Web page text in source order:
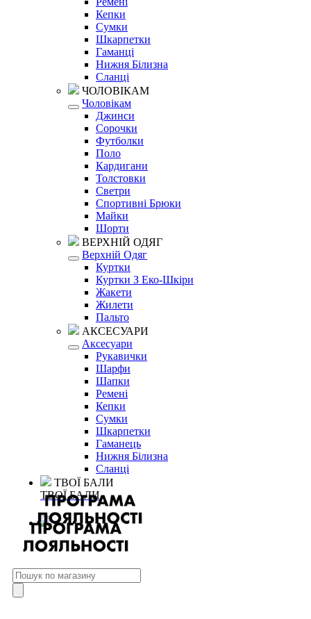
Кепки
Сумки
Шкарпетки
Гаманці
Нижня Білизна
Сланці
ЧОЛОВІКАМ
Чоловікам
Джинси
Сорочки
Футболки
Поло
Кардигани
Толстовки
Светри
Спортивні Брюки
Майки
Шорти
ВЕРХНІЙ ОДЯГ
Верхній Одяг
Куртки
Куртки З Еко-Шкіри
Жакети
Жилети
Пальто
АКСЕСУАРИ
Аксесуари
Рукавички
Шарфи
Шапки
Ремені
Кепки
Сумки
Шкарпетки
Гаманець
Нижня Білизна
Сланці
ТВОЇ БАЛИ
ТВОЇ БАЛИ